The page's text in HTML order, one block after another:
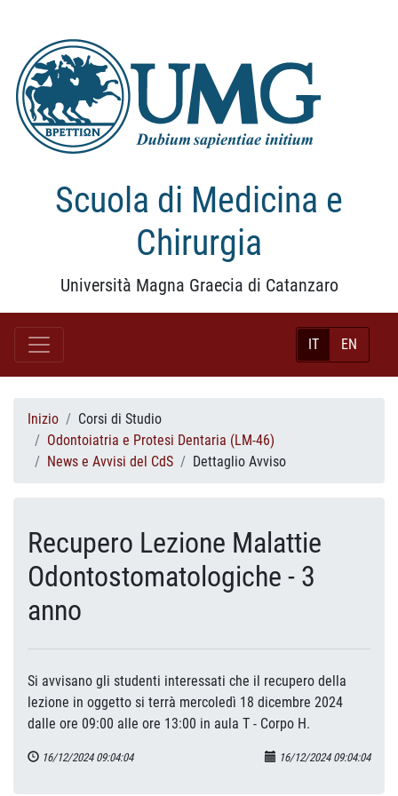
Scuola di Medicina e
Chirurgia
Università Magna Graecia di Catanzaro
IT EN
Inizio
Corsi di Studio
Odontoiatria e Protesi Dentaria (LM-46)
News e Avvisi del CdS
Dettaglio Avviso
Recupero Lezione Malattie
Odontostomatologiche - 3
anno
Si avvisano gli studenti interessati che il recupero della
lezione in oggetto si terrà mercoledì 18 dicembre 2024
dalle ore 09:00 alle ore 13:00 in aula T - Corpo H.
16/12/2024 09:04:04 16/12/2024 09:04:04